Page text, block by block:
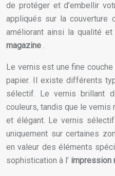
de protéger et d’embellir
appliqués sur la couverture
améliorant ainsi la qualité
magazine .
Le vernis est une fine
papier. Il existe différents
sélectif. Le vernis brillant
couleurs, tandis que le
et élégant. Le vernis
uniquement sur certaines
en valeur des éléments
sophistication à l’ impression